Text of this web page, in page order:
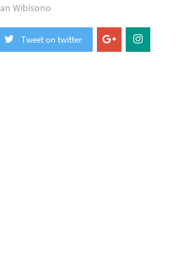
Wibisono
Tweet on twitter